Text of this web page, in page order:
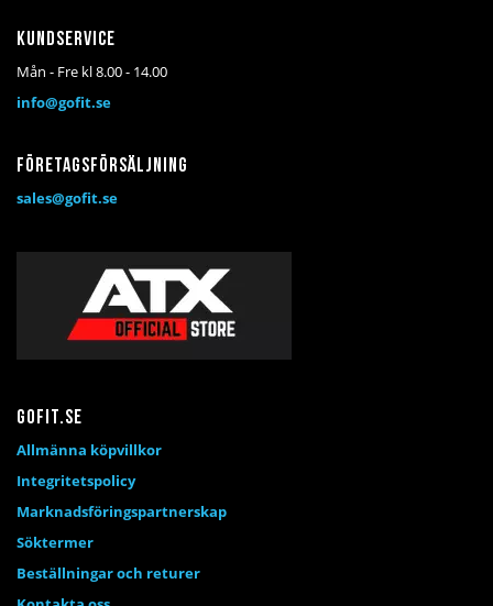
Kundservice
Mån - Fre kl 8.00 - 14.00
info@gofit.se
Företagsförsäljning
sales@gofit.se
Gofit.se
Allmänna köpvillkor
Integritetspolicy
Marknadsföringspartnerskap
Söktermer
Beställningar och returer